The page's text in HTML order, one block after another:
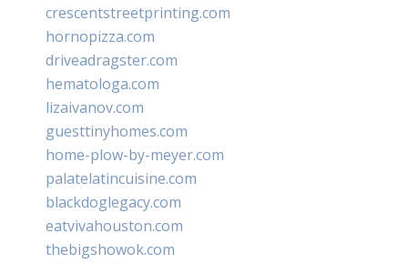
crescentstreetprinting.com
hornopizza.com
driveadragster.com
hematologa.com
lizaivanov.com
guesttinyhomes.com
home-plow-by-meyer.com
palatelatincuisine.com
blackdoglegacy.com
eatvivahouston.com
thebigshowok.com